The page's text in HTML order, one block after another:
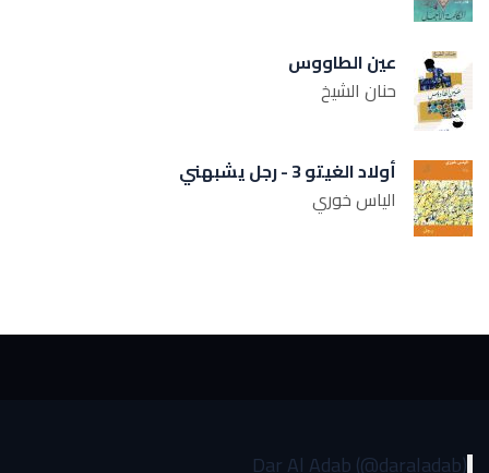
عين الطاووس
حنان الشيخ
أولاد الغيتو 3 - رجل يشبهني
الياس خوري
Dar Al Adab (@daraladab)